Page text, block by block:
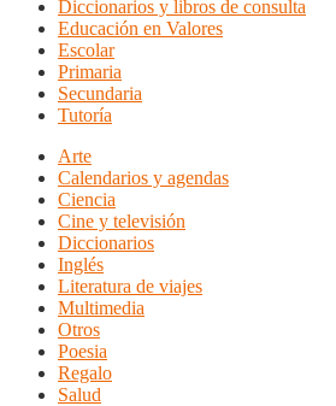
Diccionarios y libros de consulta
Educación en Valores
Escolar
Primaria
Secundaria
Tutoría
Arte
Calendarios y agendas
Ciencia
Cine y televisión
Diccionarios
Inglés
Literatura de viajes
Multimedia
Otros
Poesia
Regalo
Salud